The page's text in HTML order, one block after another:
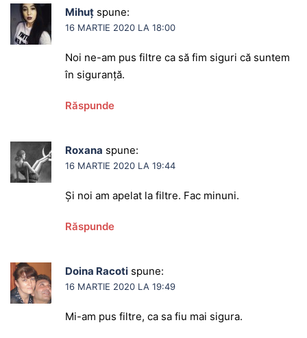
Mihuț spune:
16 MARTIE 2020 LA 18:00
Noi ne-am pus filtre ca să fim siguri că suntem
în siguranță.
Răspunde
Roxana spune:
16 MARTIE 2020 LA 19:44
Și noi am apelat la filtre. Fac minuni.
Răspunde
Doina Racoti spune:
16 MARTIE 2020 LA 19:49
Mi-am pus filtre, ca sa fiu mai sigura.